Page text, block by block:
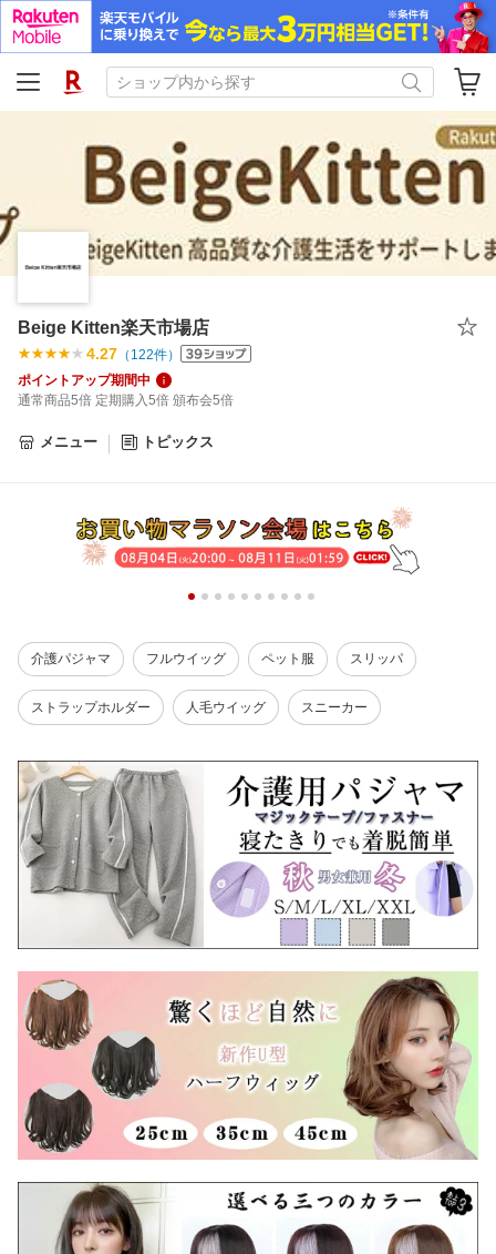
Beige Kitten楽天市場店
4.27 （ 122件）
ポイントアップ期間中
通常商品5倍 定期購入5倍 頒布会5倍
メニュー トピックス
介護パジャマ フルウイッグ ペット服 スリッパ
ストラップホルダー 人毛ウイッグ スニーカー